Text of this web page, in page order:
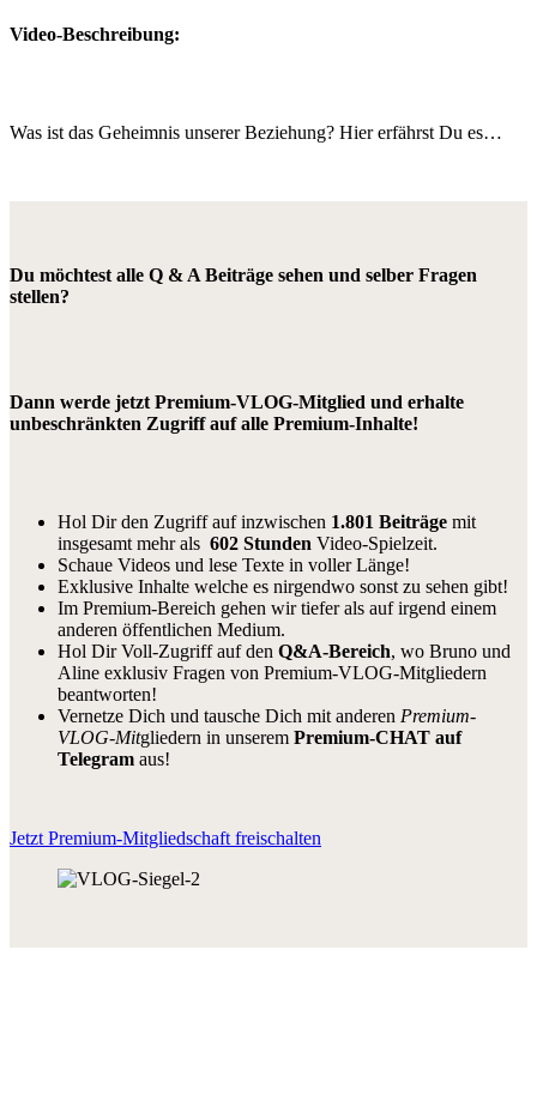
Video-Beschreibung:
Was ist das Geheimnis unserer Beziehung? Hier erfährst Du es…
Du möchtest alle Q & A Beiträge sehen und selber Fragen
stellen?
Dann werde jetzt Premium-VLOG-Mitglied und erhalte
unbeschränkten Zugriff auf alle Premium-Inhalte!
Hol Dir den Zugriff auf inzwischen 1.801 Beiträge mit
insgesamt mehr als 602 Stunden Video-Spielzeit.
Schaue Videos und lese Texte in voller Länge!
Exklusive Inhalte welche es nirgendwo sonst zu sehen gibt!
Im Premium-Bereich gehen wir tiefer als auf irgend einem
anderen öffentlichen Medium.
Hol Dir Voll-Zugriff auf den Q&A-Bereich, wo Bruno und
Aline exklusiv Fragen von Premium-VLOG-Mitgliedern
beantworten!
Vernetze Dich und tausche Dich mit anderen Premium-
VLOG-Mitgliedern in unserem Premium-CHAT auf
Telegram aus!
Jetzt Premium-Mitgliedschaft freischalten